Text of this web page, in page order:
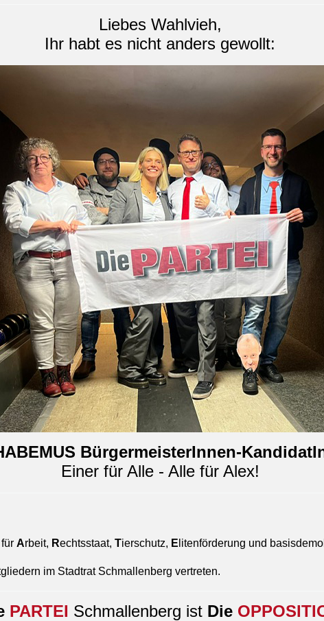
Liebes Wahlvieh,
Ihr habt es nicht anders gewollt:
BürgermeisterInnen-
Einer für Alle - Alle für Alex!
Arbeit, Rechtsstaat, Tierschutz, E litenförderung und
im Stadtrat Schmallenberg vertreten.
PARTEI Schmallenberg ist Die